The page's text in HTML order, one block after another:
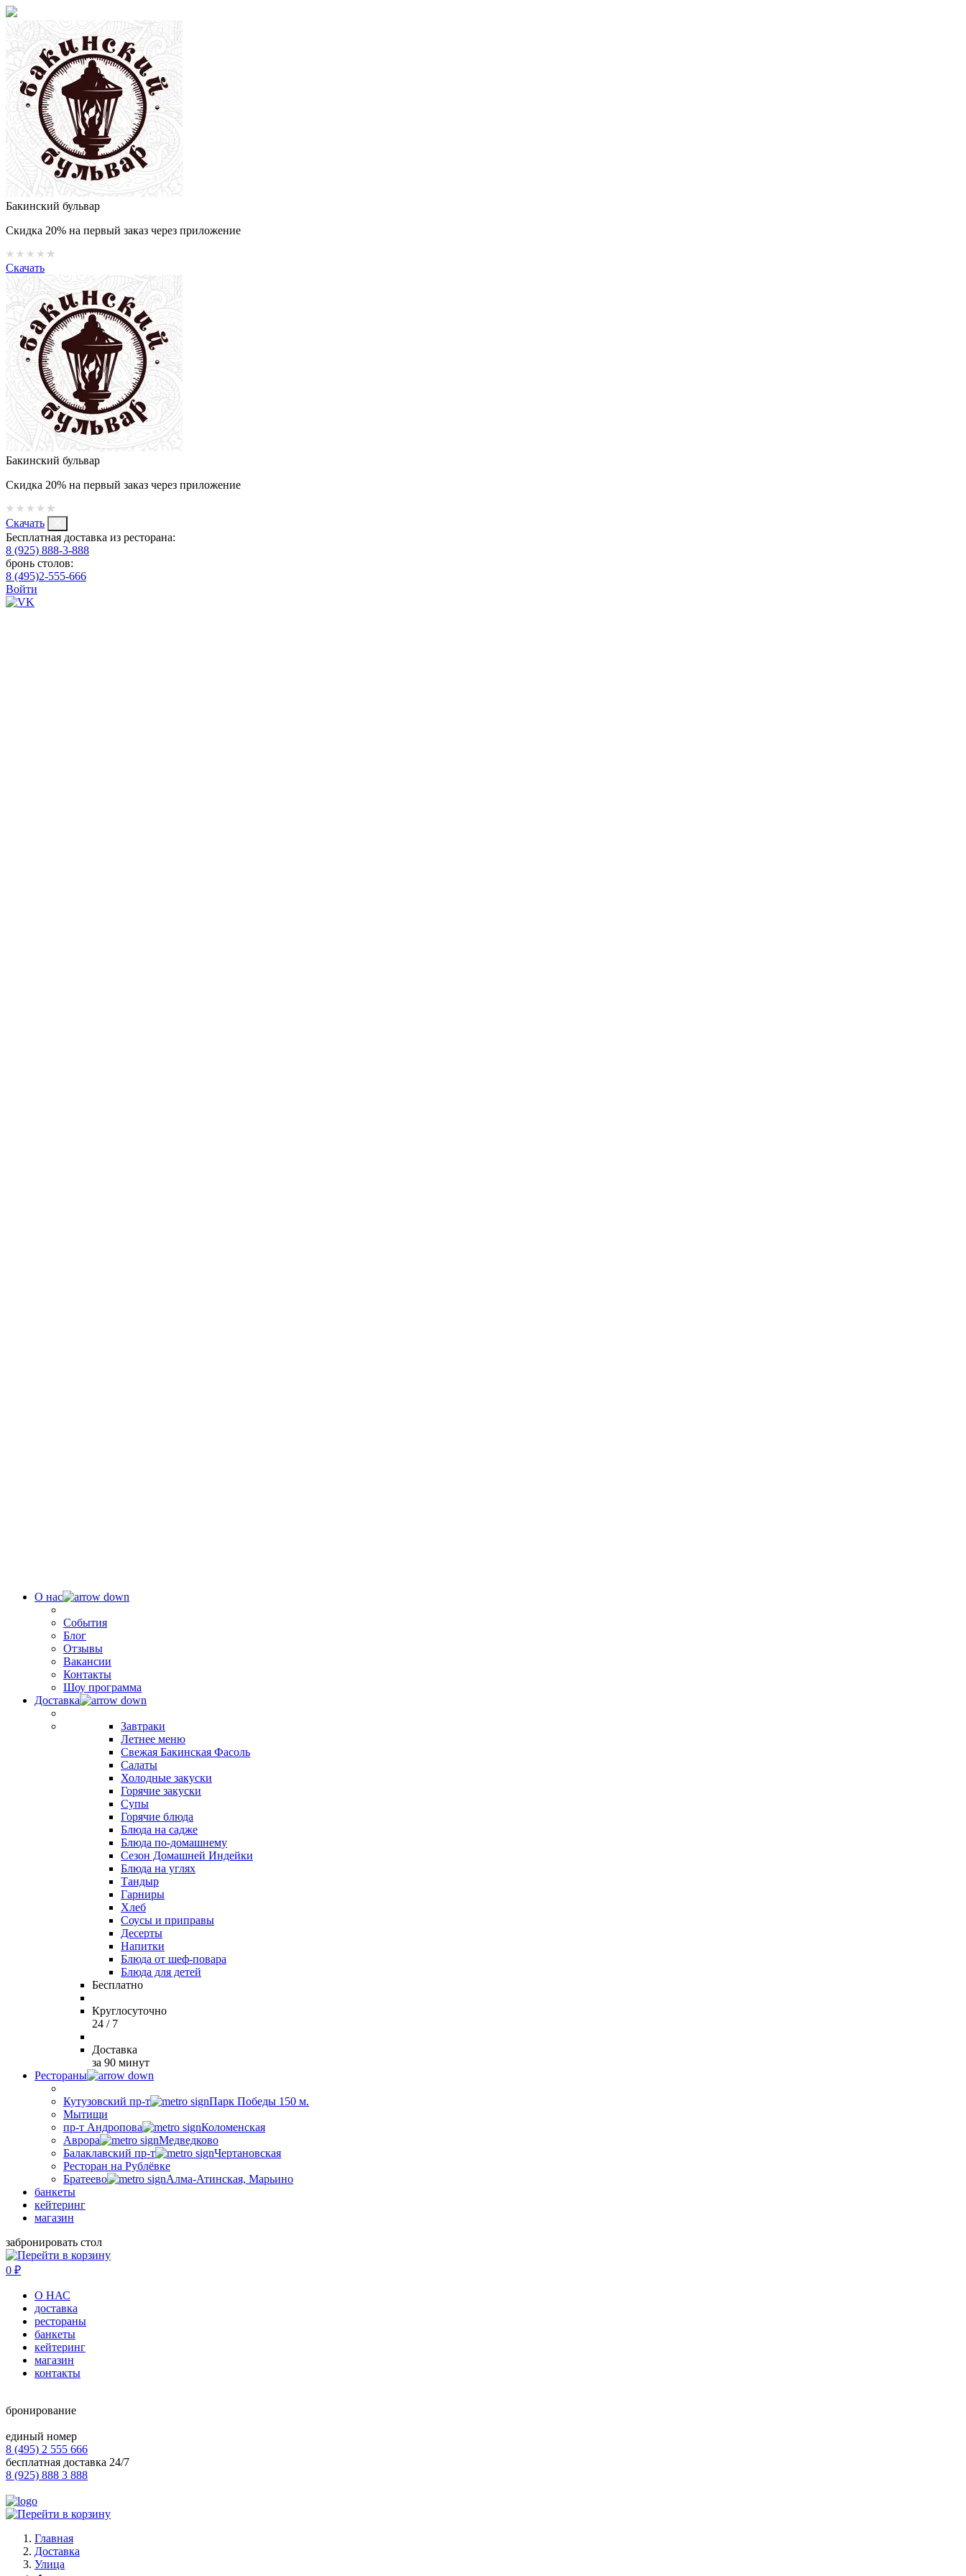
Бакинский бульвар
Скидка 20% на первый заказ через приложение
Скачать
Бакинский бульвар
Скидка 20% на первый заказ через приложение
Скачать
Бесплатная доставка из ресторана:
8 (925) 888-3-888
бронь столов:
8 (495)2-555-666
Войти
О нас
События
Блог
Отзывы
Вакансии
Контакты
Шоу программа
Доставка
Завтраки
Летнее меню
Свежая Бакинская Фасоль
Салаты
Холодные закуски
Горячие закуски
Супы
Горячие блюда
Блюда на садже
Блюда по-домашнему
Сезон Домашней Индейки
Блюда на углях
Тандыр
Гарниры
Хлеб
Соусы и приправы
Десерты
Напитки
Блюда от шеф-повара
Блюда для детей
Бесплатно
Круглосуточно
24 / 7
Доставка
за 90 минут
Рестораны
Кутузовский пр-т
Парк Победы 150 м.
Мытищи
пр-т Андропова
Коломенская
Аврора
Медведково
Балаклавский пр-т
Чертановская
Ресторан на Рублёвке
Братеево
Алма-Атинская, Марьино
банкеты
кейтеринг
магазин
забронировать стол
0 ₽
О НАС
доставка
рестораны
банкеты
кейтеринг
магазин
контакты
бронирование
единый номер
8 (495) 2 555 666
бесплатная доставка 24/7
8 (925) 888 3 888
Главная
Доставка
Улица